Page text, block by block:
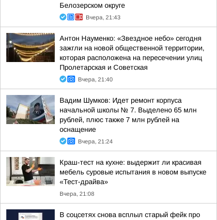
Белозерском округе
Вчера, 21:43
Антон Науменко: «Звездное небо» сегодня
зажгли на новой общественной территории,
которая расположена на пересечении улиц
Пролетарская и Советская
Вчера, 21:40
Вадим Шумков: Идет ремонт корпуса
начальной школы № 7. Выделено 65 млн
рублей, плюс также 7 млн рублей на
оснащение
Вчера, 21:24
Краш-тест на кухне: выдержит ли красивая
мебель суровые испытания в новом выпуске
«Тест-драйва»
Вчера, 21:08
В соцсетях снова всплыл старый фейк про